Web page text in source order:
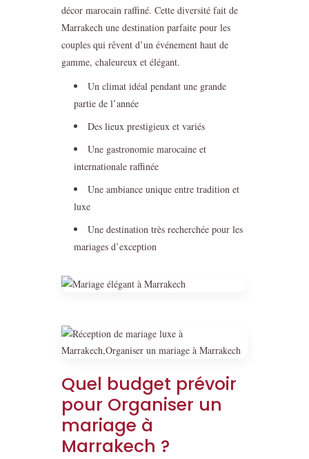
décor marocain raffiné. Cette diversité fait de
Marrakech une destination parfaite pour les
couples qui rêvent d’un événement haut de
gamme, chaleureux et élégant.
Un climat idéal pendant une grande
partie de l’année
Des lieux prestigieux et variés
Une gastronomie marocaine et
internationale raffinée
Une ambiance unique entre tradition et
luxe
Une destination très recherchée pour les
mariages d’exception
Quel budget prévoir
pour Organiser un
mariage à
Marrakech ?